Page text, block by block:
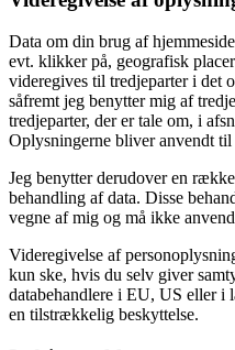
Data om din brug af
evt. klikker på, geografisk
videregives til tredjeparter i det
såfremt jeg benytter mig af
tredjeparter, der er tale om, i
Oplysningerne bliver anvendt til
Jeg benytter derudover en
behandling af data. Disse
vegne af mig og må ikke
Videregivelse af
kun ske, hvis du selv giver
databehandlere i EU, US eller i
en tilstrækkelig beskyttelse.